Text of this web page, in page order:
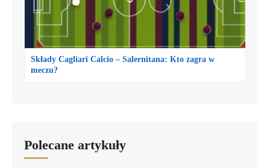
Składy Cagliari Calcio – Salernitana: Kto zagra w
meczu?
Polecane artykuły